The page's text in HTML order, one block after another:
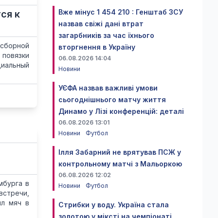
к
в
мяч в
Вже мінус 1 454 210 : Генштаб ЗСУ
назвав свіжі дані втрат
загарбників за час їхнього
вторгнення в Україну
06.08.2026 14:04
Новини
УЄФА назвав важливі умови
сьогоднішнього матчу життя
Динамо у Лізі конференцій: деталі
06.08.2026 13:01
Новини
Футбол
Ілля Забарний не врятував ПСЖ у
контрольному матчі з Мальоркою
06.08.2026 12:02
Новини
Футбол
Стрибки у воду. Україна стала
золотою у міксті на чемпіонаті